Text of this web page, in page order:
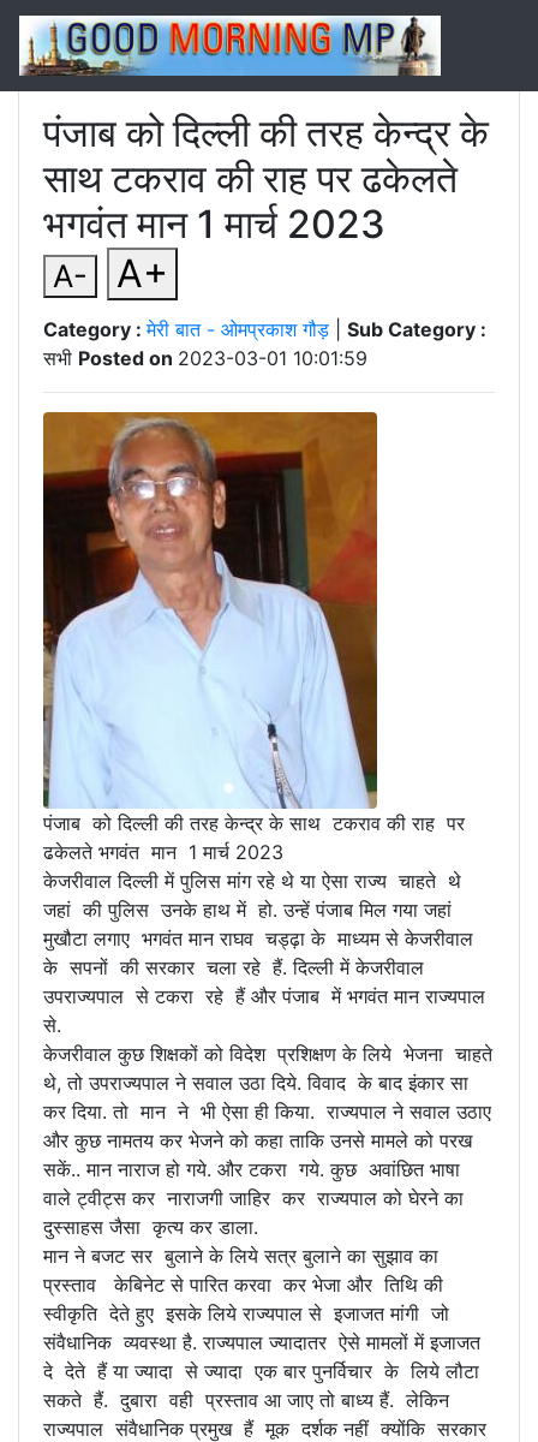
पंजाब को दिल्ली की तरह केन्द्र के
साथ टकराव की राह पर ढकेलते
भगवंत मान 1 मार्च 2023
A- A+
Category :मेरी बात - ओमप्रकाश गौड़
Sub Category :
सभी Posted on 2023-03-01 10:01:59
पंजाब को दिल्ली की तरह केन्द्र के साथ टकराव की राह पर
ढकेलते भगवंत मान 1 मार्च 2023
केजरीवाल दिल्ली में पुलिस मांग रहे थे या ऐसा राज्य चाहते थे
जहां की पुलिस उनके हाथ में हो. उन्हें पंजाब मिल गया जहां
मुखौटा लगाए भगवंत मान राघव चड्ढ़ा के माध्यम से केजरीवाल
के सपनों की सरकार चला रहे हैं. दिल्ली में केजरीवाल
उपराज्यपाल से टकरा रहे हैं और पंजाब में भगवंत मान राज्यपाल
से.
केजरीवाल कुछ शिक्षकों को विदेश प्रशिक्षण के लिये भेजना चाहते
थे, तो उपराज्यपाल ने सवाल उठा दिये. विवाद के बाद इंकार सा
कर दिया. तो मान ने भी ऐसा ही किया. राज्यपाल ने सवाल उठाए
और कुछ नामतय कर भेजने को कहा ताकि उनसे मामले को परख
सकें.. मान नाराज हो गये. और टकरा गये. कुछ अवांछित भाषा
वाले ट्वीट्स कर नाराजगी जाहिर कर राज्यपाल को घेरने का
दुस्साहस जैसा कृत्य कर डाला.
मान ने बजट सर बुलाने के लिये सत्र बुलाने का सुझाव का
प्रस्ताव केबिनेट से पारित करवा कर भेजा और तिथि की
स्वीकृति देते हुए इसके लिये राज्यपाल से इजाजत मांगी जो
संवैधानिक व्यवस्था है. राज्यपाल ज्यादातर ऐसे मामलों में इजाजत
दे देते हैं या ज्यादा से ज्यादा एक बार पुनर्विचार के लिये लौटा
सकते हैं. दुबारा वही प्रस्ताव आ जाए तो बाध्य हैं. लेकिन
राज्यपाल संवैधानिक प्रमुख हैं मूक दर्शक नहीं क्योंकि सरकार